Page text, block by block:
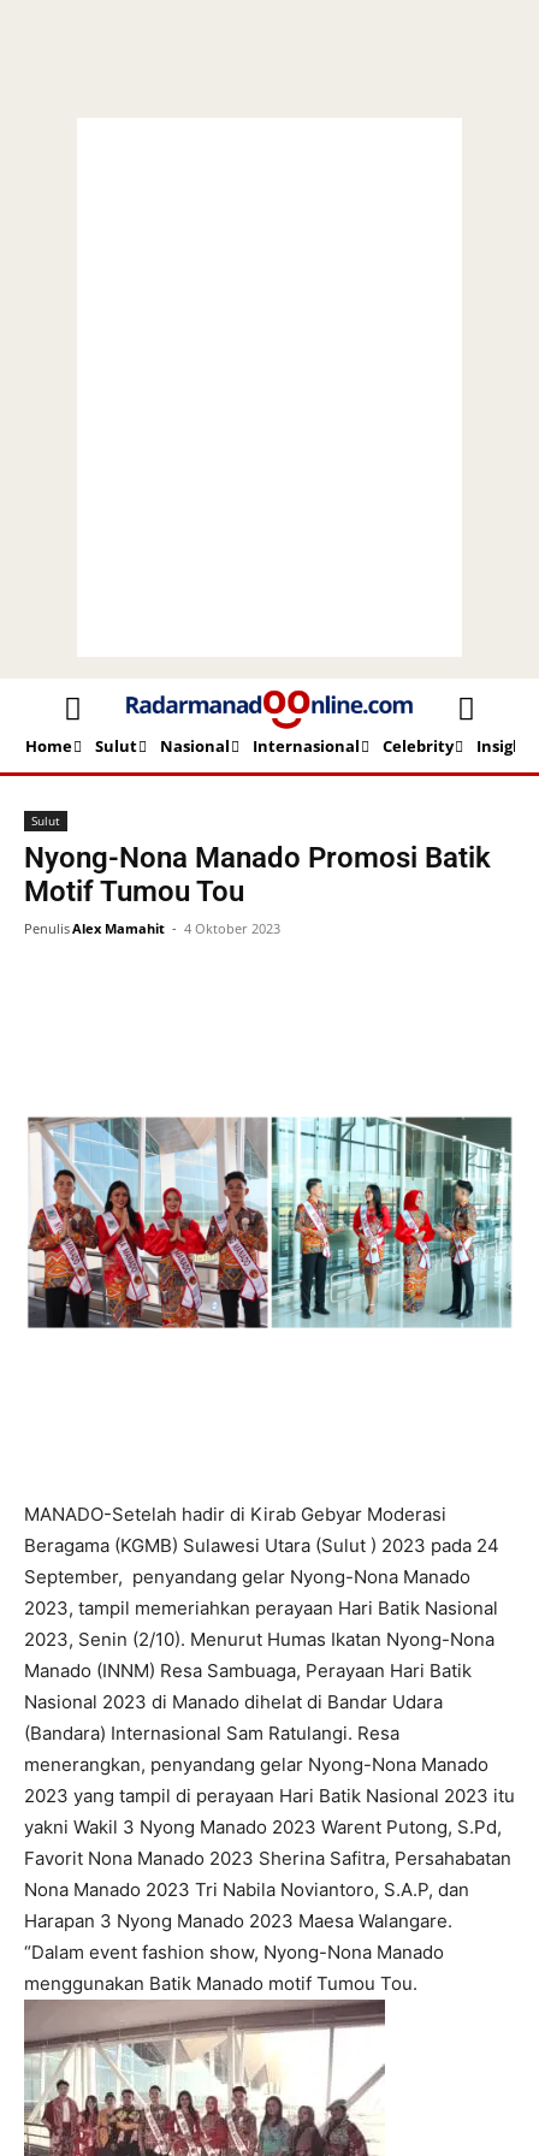
Home Sulut Nasional Internasional Celebrity Insight
Beranda Sulut
Sulut
Nyong-Nona Manado Promosi Batik
Motif Tumou Tou
PenulisAlex Mamahit - 4 Oktober 2023
MANADO-Setelah hadir di Kirab Gebyar Moderasi
Beragama (KGMB) Sulawesi Utara (Sulut ) 2023 pada 24
September, penyandang gelar Nyong-Nona Manado
2023, tampil memeriahkan perayaan Hari Batik Nasional
2023, Senin (2/10). Menurut Humas Ikatan Nyong-Nona
Manado (INNM) Resa Sambuaga, Perayaan Hari Batik
Nasional 2023 di Manado dihelat di Bandar Udara
(Bandara) Internasional Sam Ratulangi. Resa
menerangkan, penyandang gelar Nyong-Nona Manado
2023 yang tampil di perayaan Hari Batik Nasional 2023 itu
yakni Wakil 3 Nyong Manado 2023 Warent Putong, S.Pd,
Favorit Nona Manado 2023 Sherina Safitra, Persahabatan
Nona Manado 2023 Tri Nabila Noviantoro, S.A.P, dan
Harapan 3 Nyong Manado 2023 Maesa Walangare.
“Dalam event fashion show, Nyong-Nona Manado
menggunakan Batik Manado motif Tumou Tou.